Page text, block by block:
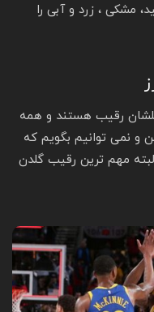
مشکی ، زرد و آبی را
رقیب هستند و همه
و نمی توانیم بگویم که
مهم ترین رقیب گلدن